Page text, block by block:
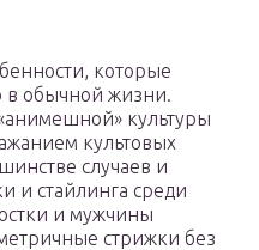
которые
в обычной жизни.
культуры
культовых
случаев и
и стайлинга среди
и мужчины
стрижки без